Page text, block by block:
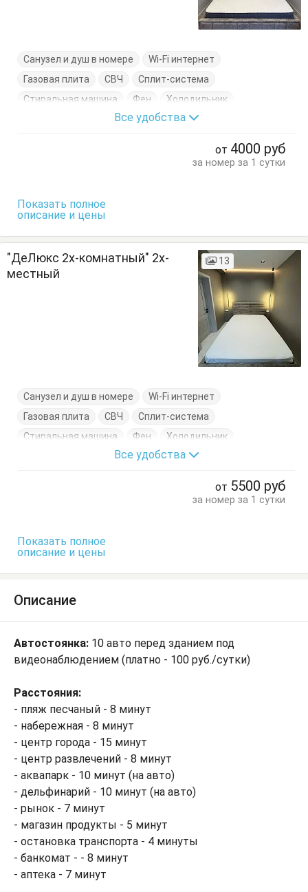
Санузел и душ в номере
Wi-Fi интернет
Газовая плита
СВЧ
Сплит-система
Стиральная машина
Фен
Холодильник
Электрочайник Балкон
Посуда
Стол
Все удобства
от 4000 руб
за номер за 1 сутки
Показать полное
описание и цены
"ДеЛюкс 2х-комнатный" 2х-
местный
13
Санузел и душ в номере
Wi-Fi интернет
Газовая плита
СВЧ
Сплит-система
Стиральная машина
Фен
Холодильник
Электрочайник Балкон
Посуда
Стол
Все удобства
от 5500 руб
за номер за 1 сутки
Показать полное
описание и цены
Описание
Автостоянка: 10 авто перед зданием под
видеонаблюдением (платно - 100 руб./сутки)
Расстояния:
- пляж песчаный - 8 минут
- набережная - 8 минут
- центр города - 15 минут
- центр развлечений - 8 минут
- аквапарк - 10 минут (на авто)
- дельфинарий - 10 минут (на авто)
- рынок - 7 минут
- магазин продукты - 5 минут
- остановка транспорта - 4 минуты
- банкомат - - 8 минут
- аптека - 7 минут